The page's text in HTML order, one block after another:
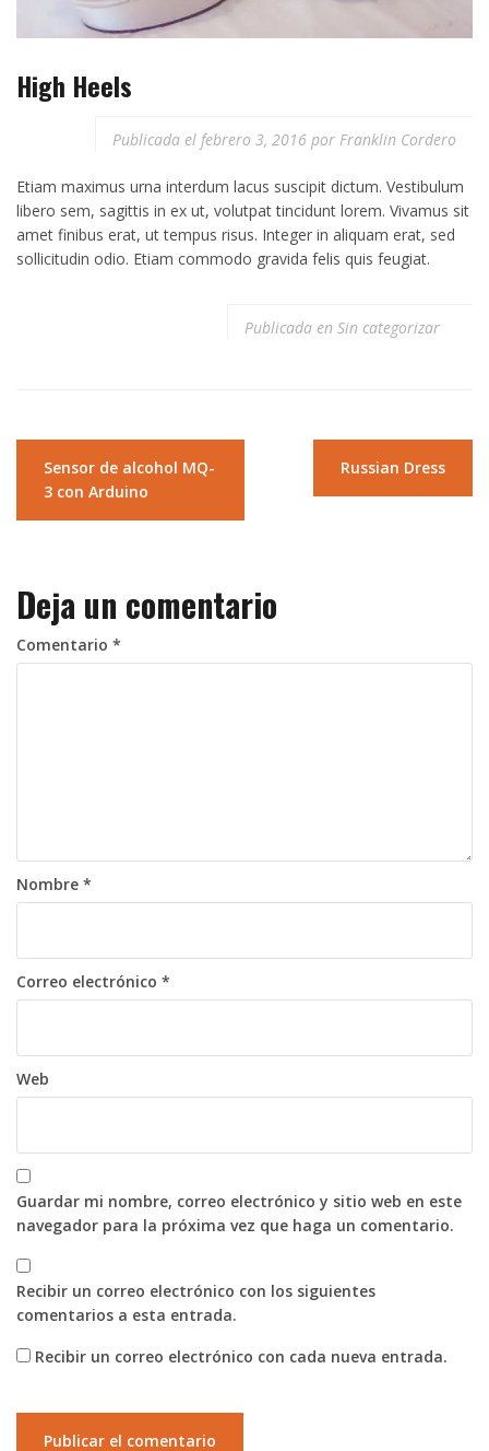
High Heels
Publicada el febrero 3, 2016 por Franklin Cordero
Etiam maximus urna interdum lacus suscipit dictum. Vestibulum
libero sem, sagittis in ex ut, volutpat tincidunt lorem. Vivamus sit
amet finibus erat, ut tempus risus. Integer in aliquam erat, sed
sollicitudin odio. Etiam commodo gravida felis quis feugiat.
Publicada en Sin categorizar
Navegación
entradas
Sensor de alcohol MQ-
3 con Arduino
Russian Dress
Deja un comentario
Comentario *
Nombre *
Correo electrónico *
Web
Guardar mi nombre, correo electrónico y sitio web en este
navegador para la próxima vez que haga un comentario.
Recibir un correo electrónico con los siguientes
comentarios a esta entrada.
Recibir un correo electrónico con cada nueva entrada.